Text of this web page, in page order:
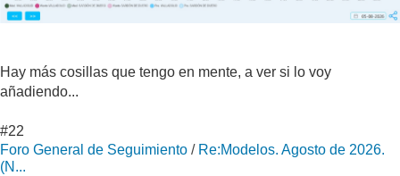
Hay más cosillas que tengo en mente, a ver si lo voy
añadiendo...
#22
Foro General de Seguimiento / Re:Modelos. Agosto de 2026.
(N...